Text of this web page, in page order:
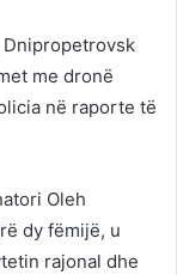
Dnipropetrovsk
me dronë
në raporte të
Oleh
dy fëmijë, u
rajonal dhe